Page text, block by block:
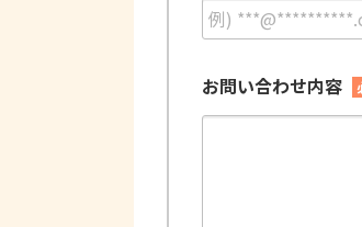
お問い合わせ内容